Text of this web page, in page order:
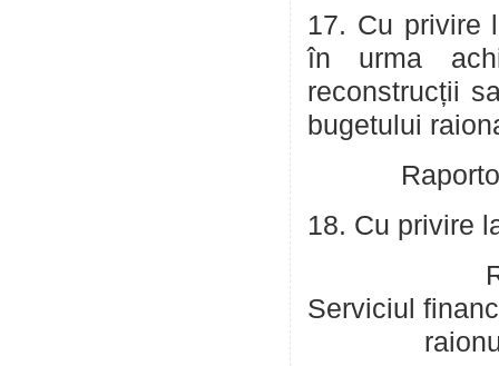
17. Cu privire
în urma
reconstrucții
bugetului
Raportor:
18. Cu privire
Serviciul